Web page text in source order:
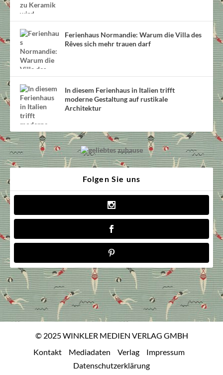
Ferienhaus Normandie: Warum die Villa des
Rêves sich mehr trauen darf
In diesem Ferienhaus in Italien trifft
moderne Gestaltung auf rustikale
Architektur
Folgen Sie uns
© 2025 WINKLER MEDIEN VERLAG GMBH
Kontakt
Mediadaten Verlag
Impressum
Datenschutzerklärung